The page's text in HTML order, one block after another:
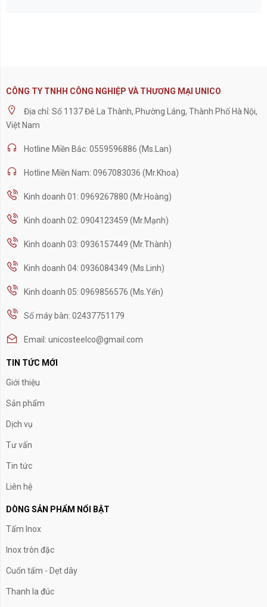
CÔNG TY TNHH CÔNG NGHIỆP VÀ THƯƠNG MẠI UNICO
Địa chỉ: Số 1137 Đê La Thành, Phường Láng, Thành Phố Hà Nội,
Việt Nam
Hotline Miền Bắc: 0559596886 (Ms.Lan)
Hotline Miền Nam: 0967083036 (Mr.Khoa)
Kinh doanh 01: 0969267880 (Mr.Hoàng)
Kinh doanh 02: 0904123459 (Mr.Mạnh)
Kinh doanh 03: 0936157449 (Mr.Thành)
Kinh doanh 04: 0936084349 (Ms.Linh)
Kinh doanh 05: 0969856576 (Ms.Yến)
Số máy bàn: 02437751179
Email: unicosteelco@gmail.com
TIN TỨC MỚI
Giới thiệu
Sản phẩm
Dịch vụ
Tư vấn
Tin tức
Liên hệ
DÒNG SẢN PHẨM NỔI BẬT
Tấm Inox
Inox tròn đặc
Cuốn tấm - Dẹt dây
Thanh la đúc